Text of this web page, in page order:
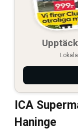
ICA
Haninge